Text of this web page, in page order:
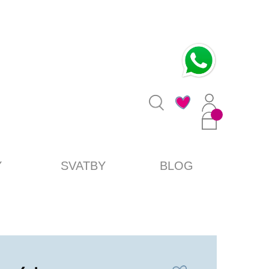
SVATBY BLOG